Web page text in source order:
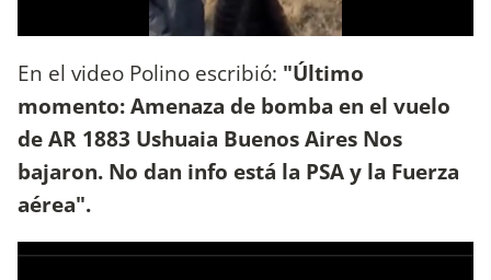
En el video Polino escribió: "Último
momento: Amenaza de bomba en el vuelo
de AR 1883 Ushuaia Buenos Aires Nos
bajaron. No dan info está la PSA y la Fuerza
aérea".